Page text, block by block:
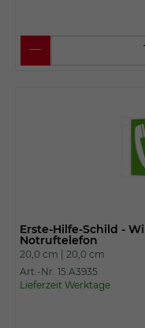
Erste-Hilfe-Schild -
Notruftelefon
20,0 cm | 20,0 cm
Art.-Nr. 15.A3935
Lieferzeit Werktage